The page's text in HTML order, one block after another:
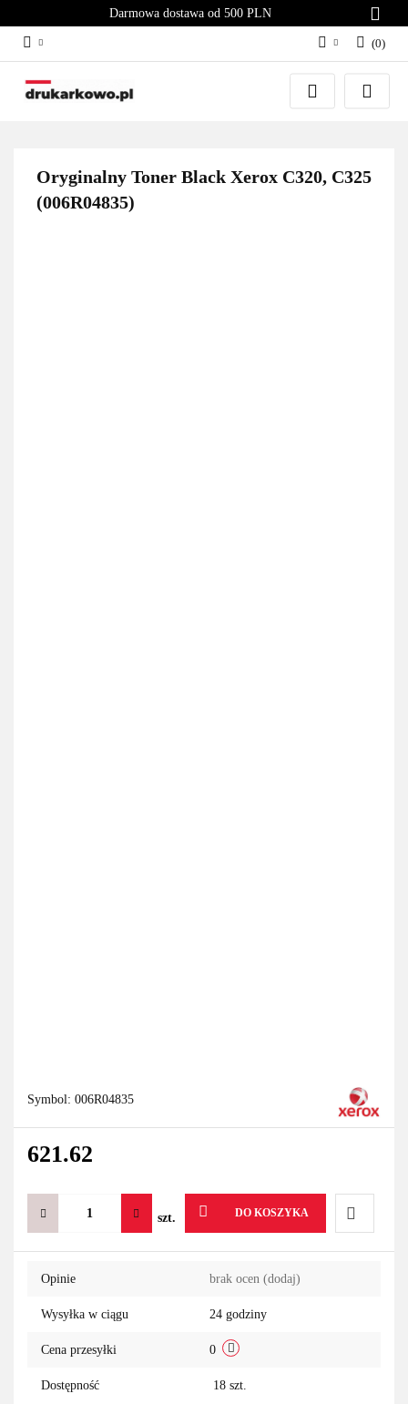
Darmowa dostawa od 500 PLN
Zaloguj się
Załóż konto
(0)
Oryginalny Toner Black Xerox C320, C325
(006R04835)
Symbol: 006R04835
621.62
szt. DO KOSZYKA
Do
Opinie brak ocen (dodaj)
Wysyłka w ciągu 24 godziny
Cena przesyłki 0
Dostępność 18 szt.